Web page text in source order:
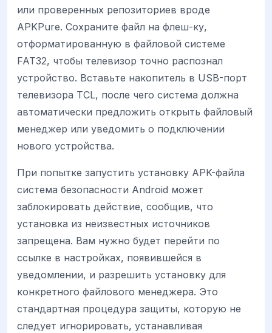
или проверенных репозиториев вроде
APKPure. Сохраните файл на флеш-ку,
отформатированную в файловой системе
FAT32, чтобы телевизор точно распознал
устройство. Вставьте накопитель в USB-порт
телевизора TCL, после чего система должна
автоматически предложить открыть файловый
менеджер или уведомить о подключении
нового устройства.
При попытке запустить установку APK-файла
система безопасности Android может
заблокировать действие, сообщив, что
установка из неизвестных источников
запрещена. Вам нужно будет перейти по
ссылке в настройках, появившейся в
уведомлении, и разрешить установку для
конкретного файлового менеджера. Это
стандартная процедура защиты, которую не
следует игнорировать, устанавливая